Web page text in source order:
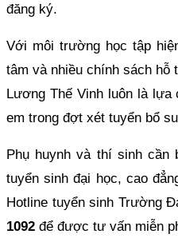
đăng ký.
Với môi trường học tập
tâm và nhiều chính sách
Lương Thế Vinh luôn là lựa
em trong đợt xét tuyển bổ
Phụ huynh và thí sinh cần
tuyển sinh đại học, cao
Hotline tuyển sinh Trường
1092 để được tư vấn miễn